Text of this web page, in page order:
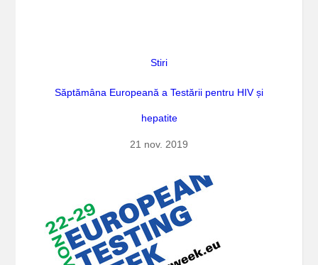
Stiri
Săptămâna Europeană a Testării pentru HIV și
hepatite
21 nov. 2019